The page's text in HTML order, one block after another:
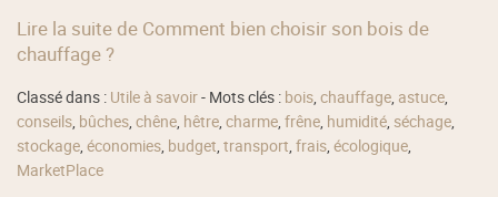
Lire la suite de Comment bien choisir son bois de
chauffage ?
Classé dans : Utile à savoir- Mots clés : bois,chauffage, astuce,
conseils, bûches,chêne, hêtre,charme,frêne, humidité, séchage,
stockage,économies, budget,transport,frais,écologique,
MarketPlace